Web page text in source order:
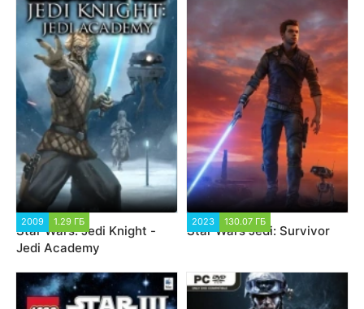
2009 1.29 ГБ
Star Wars: Jedi Knight -
Jedi Academy
2023 130.07 ГБ
Star Wars Jedi: Survivor